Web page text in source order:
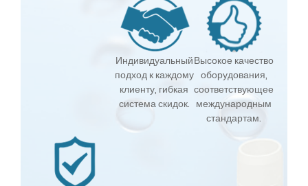
Индивидуальный
подход к каждому
клиенту, гибкая
система скидок.
Высокое качество
оборудования,
соответствующее
международным
стандартам.